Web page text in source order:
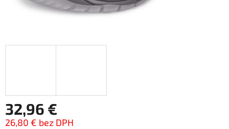
32,96 €
26,80 € bez DPH